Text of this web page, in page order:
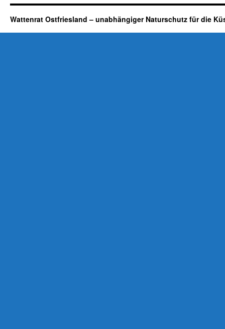
Wattenrat Ostfriesland – unabhängiger Naturschutz für die